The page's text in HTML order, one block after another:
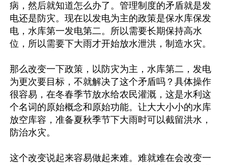
病，然后就知道怎么办了。管理制度的矛盾就是发
电还是防灾。现在以发电为主的政策是保水库保发
电，水库第一发电第二。所以需要长期保持高水
位，所以需要下大雨才开始放水泄洪，制造水灾。
那么改变一下政策，以防灾为主，水库第二，发电
为更次要目标，不就解决了这个矛盾吗？具体操作
很容易，在冬春季节放水给农民灌溉，这是水利这
个名词的原始概念和原始功能。让大大小小的水库
放空库容，准备夏秋季节下大雨时可以截留洪水，
防治水灾。
这个改变说起来容易做起来难。难就难在会改变一